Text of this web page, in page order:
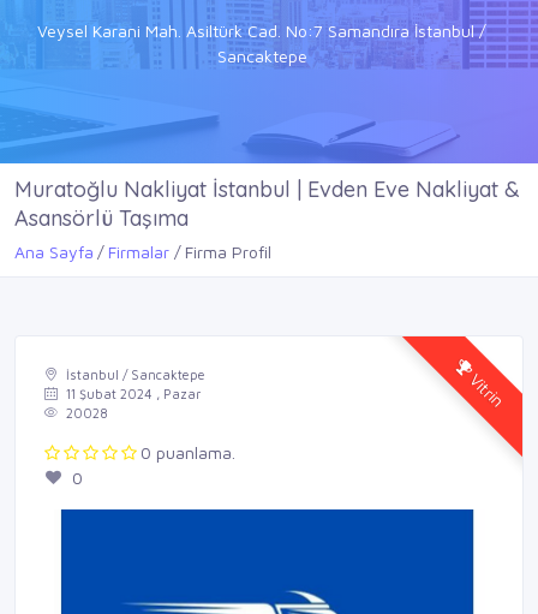
Veysel Karani Mah. Asiltürk Cad. No:7 Samandıra İstanbul /
Sancaktepe
Muratoğlu Nakliyat İstanbul | Evden Eve Nakliyat &
Asansörlü Taşıma
Ana Sayfa Firmalar Firma Profil
Vitrin
İstanbul / Sancaktepe
11 Şubat 2024 , Pazar
20028
0 puanlama.
0